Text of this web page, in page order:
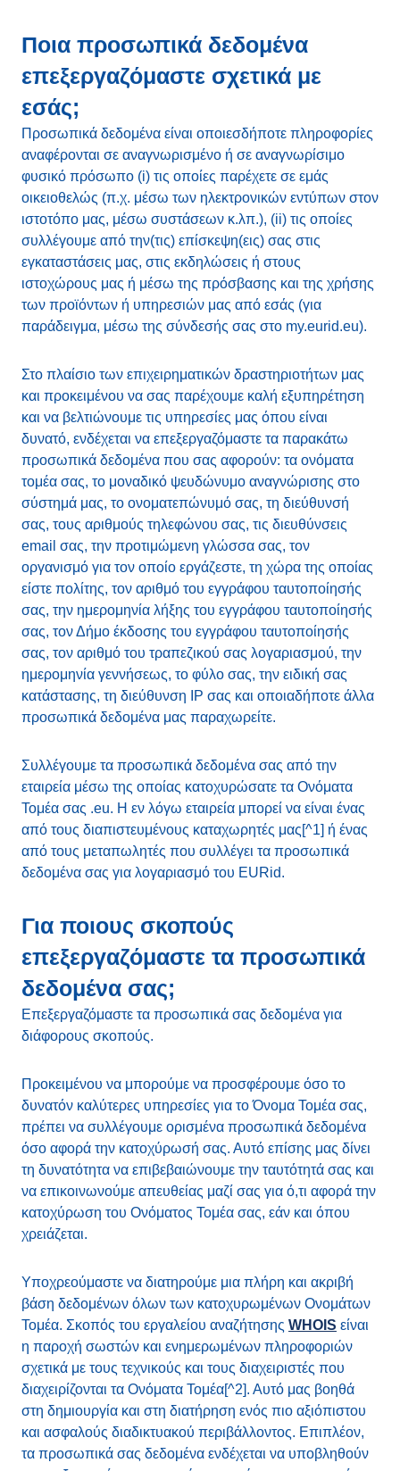
Ποια προσωπικά δεδομένα
επεξεργαζόμαστε σχετικά με
εσάς;
Προσωπικά δεδομένα είναι οποιεσδήποτε πληροφορίες
αναφέρονται σε αναγνωρισμένο ή σε αναγνωρίσιμο
φυσικό πρόσωπο (i) τις οποίες παρέχετε σε εμάς
οικειοθελώς (π.χ. μέσω των ηλεκτρονικών εντύπων στον
ιστοτόπο μας, μέσω συστάσεων κ.λπ.), (ii) τις οποίες
συλλέγουμε από την(τις) επίσκεψη(εις) σας στις
εγκαταστάσεις μας, στις εκδηλώσεις ή στους
ιστοχώρους μας ή μέσω της πρόσβασης και της χρήσης
των προϊόντων ή υπηρεσιών μας από εσάς (για
παράδειγμα, μέσω της σύνδεσής σας στο my.eurid.eu).
Στο πλαίσιο των επιχειρηματικών δραστηριοτήτων μας
και προκειμένου να σας παρέχουμε καλή εξυπηρέτηση
και να βελτιώνουμε τις υπηρεσίες μας όπου είναι
δυνατό, ενδέχεται να επεξεργαζόμαστε τα παρακάτω
προσωπικά δεδομένα που σας αφορούν: τα ονόματα
τομέα σας, το μοναδικό ψευδώνυμο αναγνώρισης στο
σύστημά μας, το ονοματεπώνυμό σας, τη διεύθυνσή
σας, τους αριθμούς τηλεφώνου σας, τις διευθύνσεις
email σας, την προτιμώμενη γλώσσα σας, τον
οργανισμό για τον οποίο εργάζεστε, τη χώρα της οποίας
είστε πολίτης, τον αριθμό του εγγράφου ταυτοποίησής
σας, την ημερομηνία λήξης του εγγράφου ταυτοποίησής
σας, τον Δήμο έκδοσης του εγγράφου ταυτοποίησής
σας, τον αριθμό του τραπεζικού σας λογαριασμού, την
ημερομηνία γεννήσεως, το φύλο σας, την ειδική σας
κατάστασης, τη διεύθυνση IP σας και οποιαδήποτε άλλα
προσωπικά δεδομένα μας παραχωρείτε.
Συλλέγουμε τα προσωπικά δεδομένα σας από την
εταιρεία μέσω της οποίας κατοχυρώσατε τα Ονόματα
Τομέα σας .eu. Η εν λόγω εταιρεία μπορεί να είναι ένας
από τους διαπιστευμένους καταχωρητές μας[^1] ή ένας
από τους μεταπωλητές που συλλέγει τα προσωπικά
δεδομένα σας για λογαριασμό του EURid.
Για ποιους σκοπούς
επεξεργαζόμαστε τα προσωπικά
δεδομένα σας;
Επεξεργαζόμαστε τα προσωπικά σας δεδομένα για
διάφορους σκοπούς.
Προκειμένου να μπορούμε να προσφέρουμε όσο το
δυνατόν καλύτερες υπηρεσίες για το Όνομα Τομέα σας,
πρέπει να συλλέγουμε ορισμένα προσωπικά δεδομένα
όσο αφορά την κατοχύρωσή σας. Αυτό επίσης μας δίνει
τη δυνατότητα να επιβεβαιώνουμε την ταυτότητά σας και
να επικοινωνούμε απευθείας μαζί σας για ό,τι αφορά την
κατοχύρωση του Ονόματος Τομέα σας, εάν και όπου
χρειάζεται.
Υποχρεούμαστε να διατηρούμε μια πλήρη και ακριβή
βάση δεδομένων όλων των κατοχυρωμένων Ονομάτων
Τομέα. Σκοπός του εργαλείου αναζήτησης WHOIS είναι
η παροχή σωστών και ενημερωμένων πληροφοριών
σχετικά με τους τεχνικούς και τους διαχειριστές που
διαχειρίζονται τα Ονόματα Τομέα[^2]. Αυτό μας βοηθά
στη δημιουργία και στη διατήρηση ενός πιο αξιόπιστου
και ασφαλούς διαδικτυακού περιβάλλοντος. Επιπλέον,
τα προσωπικά σας δεδομένα ενδέχεται να υποβληθούν